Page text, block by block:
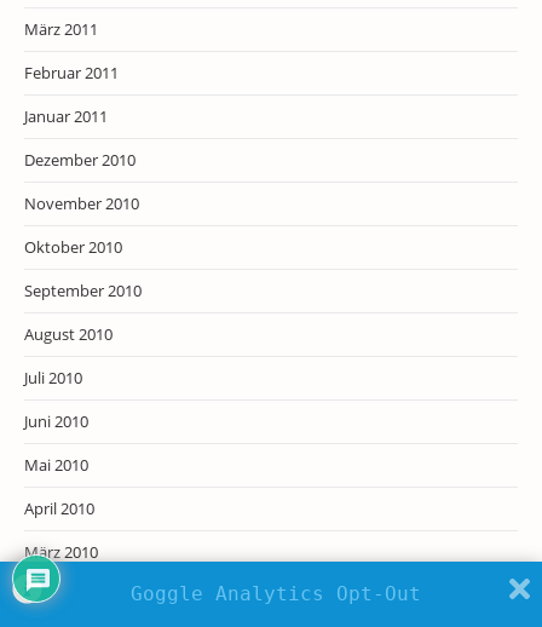
März 2011
Februar 2011
Januar 2011
Dezember 2010
November 2010
Oktober 2010
September 2010
August 2010
Juli 2010
Juni 2010
Mai 2010
April 2010
März 2010
Februar 2010
Goggle Analytics Opt-Out